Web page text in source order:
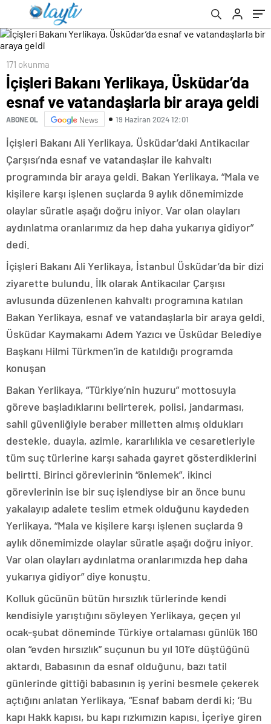
171 okunma
İçişleri Bakanı Yerlikaya, Üsküdar’da
esnaf ve vatandaşlarla bir araya geldi
ABONE OL News 19 Haziran 2024 12:01
İçişleri Bakanı Ali Yerlikaya, Üsküdar’daki Antikacılar
Çarşısı’nda esnaf ve vatandaşlar ile kahvaltı
programında bir araya geldi. Bakan Yerlikaya, “Mala ve
kişilere karşı işlenen suçlarda 9 aylık dönemimizde
olaylar süratle aşağı doğru iniyor. Var olan olayları
aydınlatma oranlarımız da hep daha yukarıya gidiyor”
dedi.
İçişleri Bakanı Ali Yerlikaya, İstanbul Üsküdar’da bir dizi
ziyarette bulundu. İlk olarak Antikacılar Çarşısı
avlusunda düzenlenen kahvaltı programına katılan
Bakan Yerlikaya, esnaf ve vatandaşlarla bir araya geldi.
Üsküdar Kaymakamı Adem Yazıcı ve Üsküdar Belediye
Başkanı Hilmi Türkmen’in de katıldığı programda
konuşan
Bakan Yerlikaya, “Türkiye’nin huzuru” mottosuyla
göreve başladıklarını belirterek, polisi, jandarması,
sahil güvenliğiyle beraber milletten almış oldukları
destekle, duayla, azimle, kararlılıkla ve cesaretleriyle
tüm suç türlerine karşı sahada gayret gösterdiklerini
belirtti. Birinci görevlerinin “önlemek”, ikinci
görevlerinin ise bir suç işlendiyse bir an önce bunu
yakalayıp adalete teslim etmek olduğunu kaydeden
Yerlikaya, “Mala ve kişilere karşı işlenen suçlarda 9
aylık dönemimizde olaylar süratle aşağı doğru iniyor.
Var olan olayları aydınlatma oranlarımızda hep daha
yukarıya gidiyor” diye konuştu.
Kolluk gücünün bütün hırsızlık türlerinde kendi
kendisiyle yarıştığını söyleyen Yerlikaya, geçen yıl
ocak-şubat döneminde Türkiye ortalaması günlük 160
olan “evden hırsızlık” suçunun bu yıl 101’e düştüğünü
aktardı. Babasının da esnaf olduğunu, bazı tatil
günlerinde gittiği babasının iş yerini besmele çekerek
açtığını anlatan Yerlikaya, “Esnaf babam derdi ki; ‘Bu
kapı Hakk kapısı, bu kapı rızkımızın kapısı. İçeriye giren